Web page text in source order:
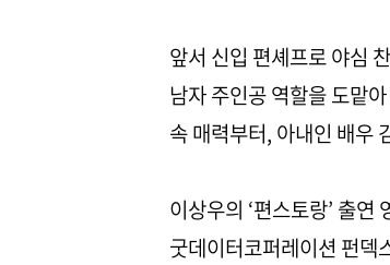
앞서 신입 편셰프로 야심
남자 주인공 역할을 도맡
속 매력부터, 아내인 배우
이상우의 ‘편스토랑’ 출
굿데이터코퍼레이션 펀덱